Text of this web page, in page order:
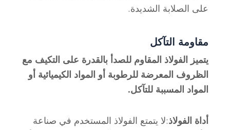
على الصلابة الشديدة.
مقاومة التآكل
يتميز الفولاذ المقاوم للصدأ بالقدرة على التكيف مع
الظروف المعرضة للرطوبة أو المواد الكيميائية أو
المواد المسببة للتآكل.
أداة الفولاذ:لا يتمتع الفولاذ المستخدم في صناعة